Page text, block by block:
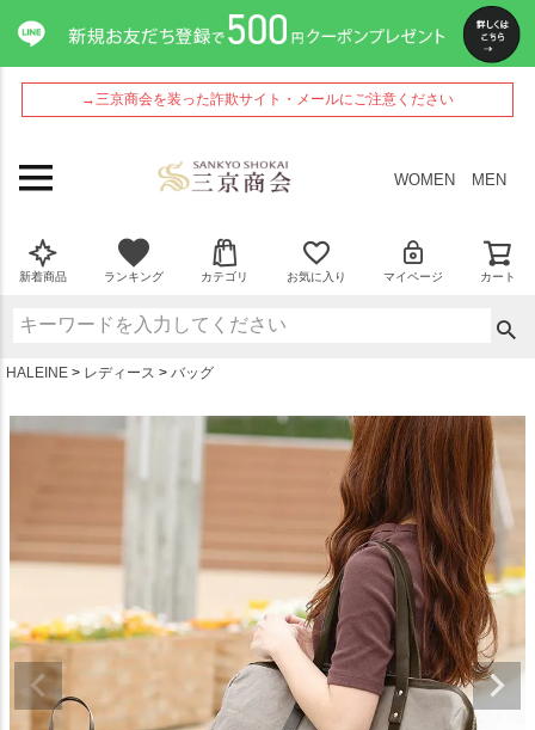
→三京商会を装った詐欺サイト・メールにご注意ください
WOMEN MEN
新着商品 ランキング カテゴリ お気に入り マイページ カート
HALEINE レディース バッグ
ペー
ジト
ップ
へ